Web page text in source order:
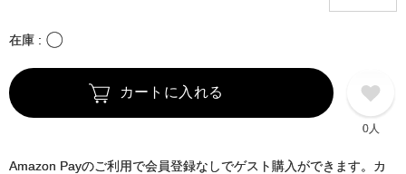
在庫 〇
カートに入れる
0人
Amazon Payのご利用で会員登録なしでゲスト購入ができます。カ